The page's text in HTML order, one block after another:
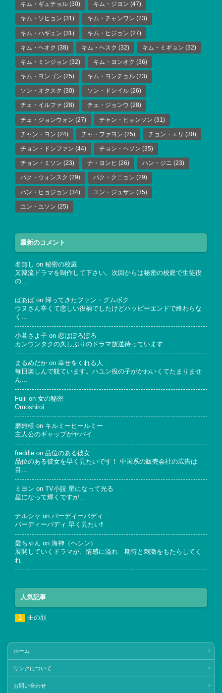
キム・ギュチョル (30) キム・ジヨン (47)
キム・ソヒョン (31) キム・チャンワン (23)
キム・ハギュン (31) キム・ヒジョン (27)
キム・ヘオク (38) キム・ヘスク (32) キム・ミギョン (32)
キム・ミンジョン (32) キム・ヨンオク (36)
キム・ヨンゴン (25) キム・ヨンチョル (23)
ソン・オクスク (30) ソン・ドンイル (26)
チェ・イルファ (28) チェ・ジョンウ (28)
チェ・ジョンウォン (27) チャン・ヒョンソン (31)
チャン・ヨン (24) チャ・ファヨン (25) チョン・エリ (30)
チョン・ドンファン (44) チョン・ヘソン (35)
チョン・ミソン (23) ナ・ヨンヒ (26) ハン・ジニ (23)
パク・ウォンスク (29) パク・クニョン (29)
パン・ヒョジョン (34) ユン・ジュサン (35)
ユン・ユソン (25)
最新のコメント
名無し on 秘密の校庭
又韓流ドラマを制作して下さい。次回からは秘密の校庭で生徒役
の…
ばあば on 帰ってきたファン・グムボク
ウヌさん辛くて悲しい役柄でしたけどハッピーエンドで終わらな
く…
小暮さよ子 on 恋はぽろぽろ
カンウンタクの久しぶりのドラマ放送待っています
まるめだか on 幸せをくれる人
毎日楽しんで観ています。ハユン役の子がかわいくてたまりませ
ん…
Fujii on 女の秘密
Omoshiroi
磨雄様 on キルミーヒールミー
主人公のギャップがヤバイ
freddie on 品位のある彼女
品位のある彼女を早く見たいです！ 中国系の販売会社の広告は
目…
ミヨン on TV小説 星になって光る
星になって輝くですが…
ナルシャ on バーディーバディ
バーディーバディ 早く見たい❗
愛ちゃん on 海神（ヘシン）
展開していくドラマが、情感に溢れ 期待と刺激をもたらしてく
れ…
人気記事
王の顔
ホーム
リンクについて
お問い合わせ